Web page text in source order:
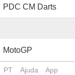
PDC CM Darts
MotoGP
PT Ajuda App